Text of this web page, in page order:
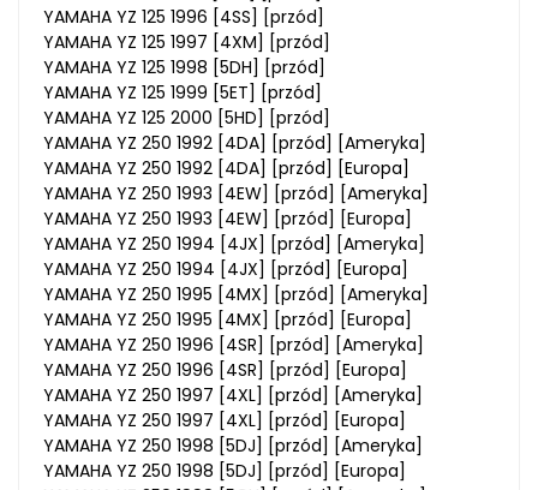
YAMAHA YZ 125 1996 [4SS] [przód]
YAMAHA YZ 125 1997 [4XM] [przód]
YAMAHA YZ 125 1998 [5DH] [przód]
YAMAHA YZ 125 1999 [5ET] [przód]
YAMAHA YZ 125 2000 [5HD] [przód]
YAMAHA YZ 250 1992 [4DA] [przód] [Ameryka]
YAMAHA YZ 250 1992 [4DA] [przód] [Europa]
YAMAHA YZ 250 1993 [4EW] [przód] [Ameryka]
YAMAHA YZ 250 1993 [4EW] [przód] [Europa]
YAMAHA YZ 250 1994 [4JX] [przód] [Ameryka]
YAMAHA YZ 250 1994 [4JX] [przód] [Europa]
YAMAHA YZ 250 1995 [4MX] [przód] [Ameryka]
YAMAHA YZ 250 1995 [4MX] [przód] [Europa]
YAMAHA YZ 250 1996 [4SR] [przód] [Ameryka]
YAMAHA YZ 250 1996 [4SR] [przód] [Europa]
YAMAHA YZ 250 1997 [4XL] [przód] [Ameryka]
YAMAHA YZ 250 1997 [4XL] [przód] [Europa]
YAMAHA YZ 250 1998 [5DJ] [przód] [Ameryka]
YAMAHA YZ 250 1998 [5DJ] [przód] [Europa]